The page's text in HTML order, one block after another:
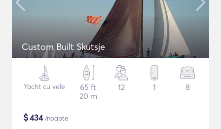
Custom Built Skutsje
Yacht cu vele
65 ft
20 m
12 1 8
$434/noapte